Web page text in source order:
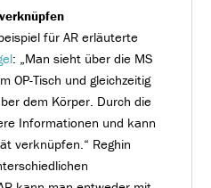
für AR erläuterte
: „Man sieht über die MS
OP-Tisch und gleichzeitig
dem Körper. Durch die
Informationen und kann
verknüpfen.“ Reghin